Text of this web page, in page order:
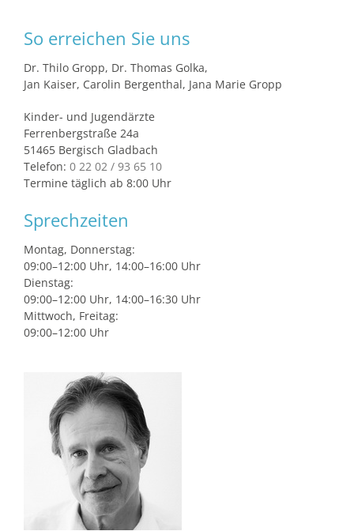
So erreichen Sie uns
Dr. Thilo Gropp, Dr. Thomas Golka,
Jan Kaiser, Carolin Bergenthal, Jana Marie Gropp
Kinder- und Jugendärzte
Ferrenbergstraße 24a
51465 Bergisch Gladbach
Telefon: 0 22 02 / 93 65 10
Termine täglich ab 8:00 Uhr
Sprechzeiten
Montag, Donnerstag:
09:00–12:00 Uhr, 14:00–16:00 Uhr
Dienstag:
09:00–12:00 Uhr, 14:00–16:30 Uhr
Mittwoch, Freitag:
09:00–12:00 Uhr